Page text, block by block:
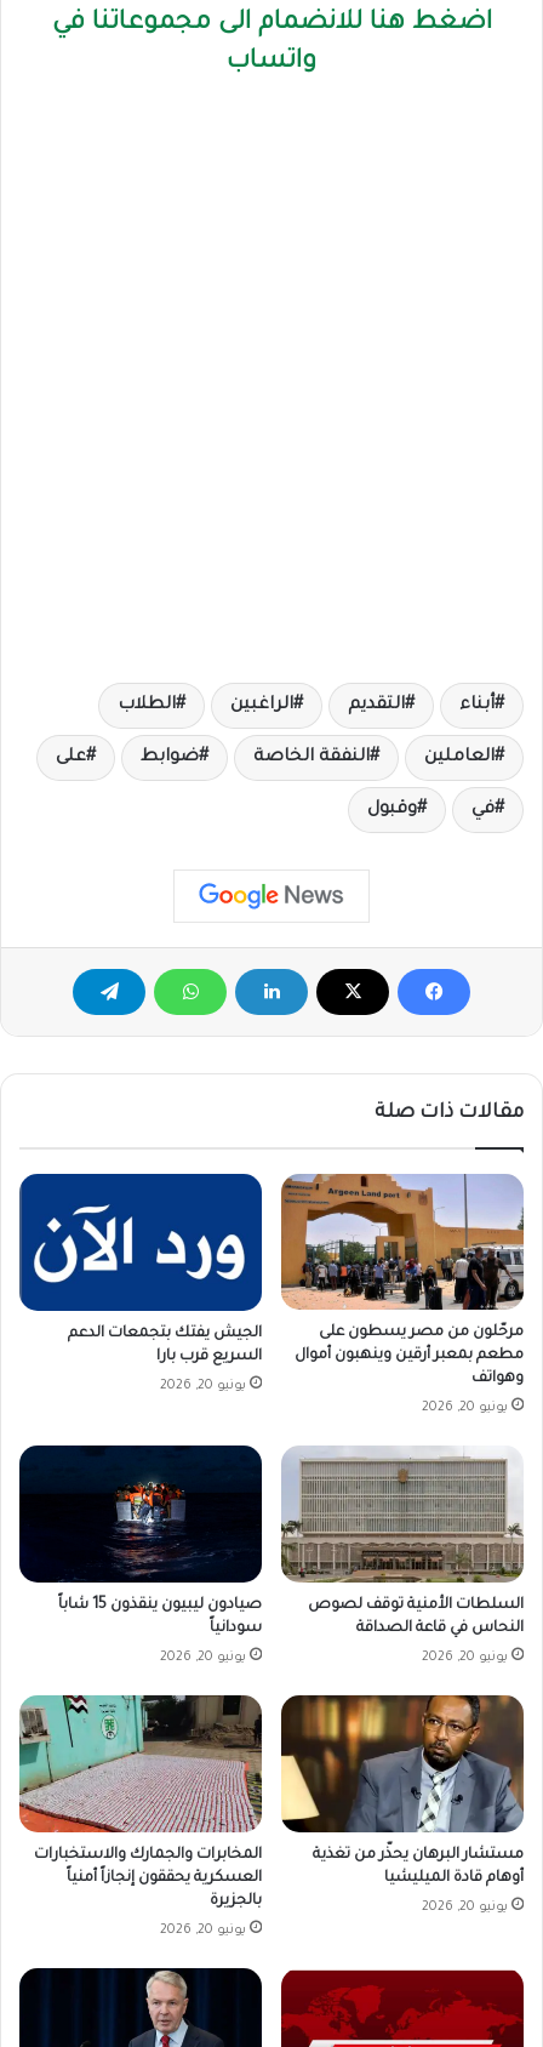
اضغط هنا للانضمام الى مجموعاتنا في
واتساب
أبناء التقديم الراغبين الطلاب
العاملين النفقة الخاصة ضوابط على
في وقبول
مقالات ذات صلة
مرحّلون من مصر يسطون على
مطعم بمعبر أرقين وينهبون أموال
وهواتف
يونيو 20, 2026
الجيش يفتك بتجمعات الدعم
السريع قرب بارا
يونيو 20, 2026
السلطات الأمنية توقف لصوص
النحاس في قاعة الصداقة
يونيو 20, 2026
صيادون ليبيون ينقذون 15 شاباً
سودانياً
يونيو 20, 2026
مستشار البرهان يحذّر من تغذية
أوهام قادة الميليشيا
يونيو 20, 2026
المخابرات والجمارك والاستخبارات
العسكرية يحققون إنجازاً أمنياً
بالجزيرة
يونيو 20, 2026